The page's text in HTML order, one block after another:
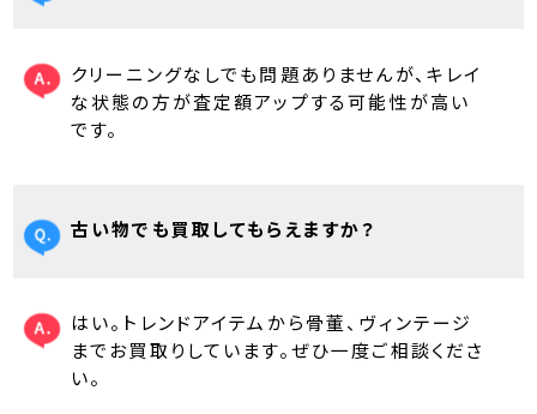
クリーニングなしでも問題ありませんが、キレイ
な状態の方が査定額アップする可能性が高い
です。
古い物でも買取してもらえますか？
はい。トレンドアイテムから骨董、ヴィンテージ
までお買取りしています。ぜひ一度ご相談くださ
い。